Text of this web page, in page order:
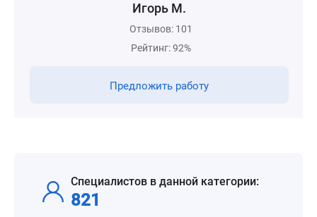
Игорь М.
Отзывов: 101
Рейтинг: 92%
Предложить работу
Специалистов в данной категории:
821